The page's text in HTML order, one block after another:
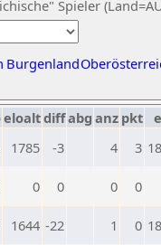
Spieler
Burgenland
eloaltdiffabg anz pkt
1785 -3 4 3
0 0 0 0
1644 -22 1 0